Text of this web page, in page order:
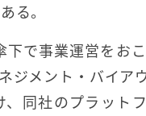
る。
で事業運営をお
ジメント・バイア
同社のプラット